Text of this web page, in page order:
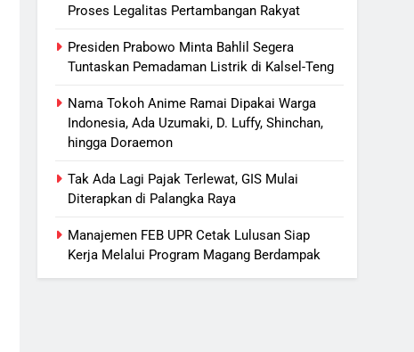
Proses Legalitas Pertambangan Rakyat
Presiden Prabowo Minta Bahlil Segera
Tuntaskan Pemadaman Listrik di Kalsel-Teng
Nama Tokoh Anime Ramai Dipakai Warga
Indonesia, Ada Uzumaki, D. Luffy, Shinchan,
hingga Doraemon
Tak Ada Lagi Pajak Terlewat, GIS Mulai
Diterapkan di Palangka Raya
Manajemen FEB UPR Cetak Lulusan Siap
Kerja Melalui Program Magang Berdampak